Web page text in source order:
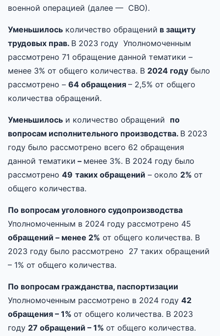
военной операцией (далее — СВО).
Уменьшилось количество обращений в защиту
трудовых прав. В 2023 году Уполномоченным
рассмотрено 71 обращение данной тематики –
менее 3% от общего количества. В 2024 году было
рассмотрено – 64 обращения – 2,5% от общего
количества обращений.
Уменьшилось и количество обращений по
вопросам исполнительного производства. В 2023
году было рассмотрено всего 62 обращения
данной тематики – менее 3%. В 2024 году было
рассмотрено 49 таких обращений – около 2% от
общего количества.
По вопросам уголовного судопроизводства
Уполномоченным в 2024 году рассмотрено 45
обращений – менее 2% от общего количества. В
2023 году было рассмотрено 27 таких обращений
– 1% от общего количества.
По вопросам гражданства, паспортизации
Уполномоченным рассмотрено в 2024 году 42
обращения – 1% от общего количества. В 2023
году 27 обращений – 1% от общего количества.